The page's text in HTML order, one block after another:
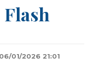
06/01/2026 21:01